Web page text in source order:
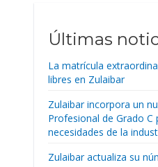
Últimas
La matrícula
libres en Zulaibar
Zulaibar incorpora un
Profesional de Grado C
necesidades de la
Zulaibar actualiza su